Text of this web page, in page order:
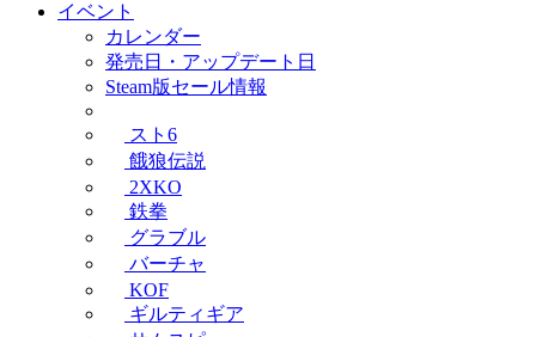
イベント
カレンダー
発売日・アップデート日
Steam版セール情報
スト6
餓狼伝説
2XKO
鉄拳
グラブル
バーチャ
KOF
ギルティギア